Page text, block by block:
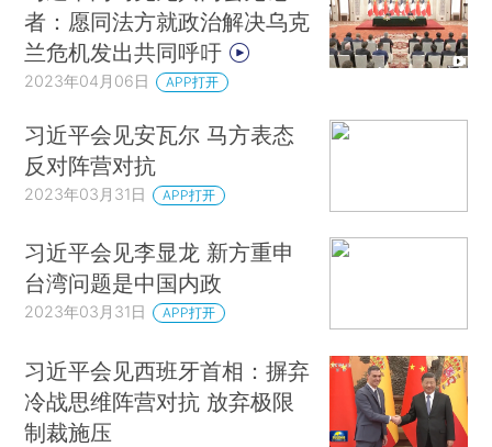
者：愿同法方就政治解决乌克
兰危机发出共同呼吁
2023年04月06日 APP打开
习近平会见安瓦尔 马方表态
反对阵营对抗
2023年03月31日 APP打开
习近平会见李显龙 新方重申
台湾问题是中国内政
2023年03月31日 APP打开
习近平会见西班牙首相：摒弃
冷战思维阵营对抗 放弃极限
制裁施压